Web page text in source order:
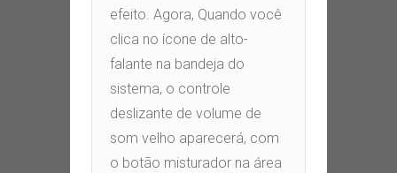
efeito. Agora, Quando você
clica no ícone de alto-
falante na bandeja do
sistema, o controle
deslizante de volume de
som velho aparecerá, com
o botão misturador na área